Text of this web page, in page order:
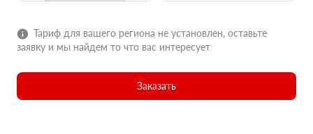
Тариф для вашего региона не установлен, оставьте
заявку и мы найдем то что вас интересует
Заказать